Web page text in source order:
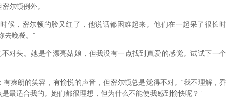
尔顿例外。
，密尔顿的脸又红了，他说话都困难起来。他们在一起呆了很长时
去晚餐。”
头。她是个漂亮姑娘，但我没有一点找到真爱的感觉。试试下一个
朗的笑容，有愉悦的声音，但密尔顿总是觉得不对。“我不理解，乔
最适合我的。她们都很理想，但为什么不能使我感到愉快呢？”